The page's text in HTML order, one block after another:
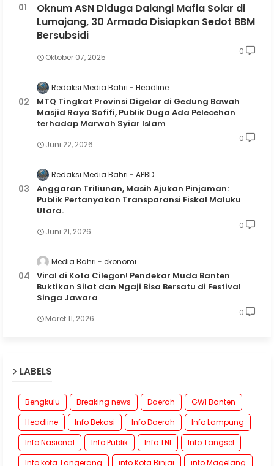
Oknum ASN Diduga Dalangi Mafia Solar di
Lumajang, 30 Armada Disiapkan Sedot BBM
Bersubsidi
Oktober 07, 2025
0
Redaksi Media Bahri Headline
MTQ Tingkat Provinsi Digelar di Gedung Bawah
Masjid Raya Sofifi, Publik Duga Ada Pelecehan
terhadap Marwah Syiar Islam
Juni 22, 2026
0
Redaksi Media Bahri APBD
Anggaran Triliunan, Masih Ajukan Pinjaman:
Publik Pertanyakan Transparansi Fiskal Maluku
Utara.
Juni 21, 2026
0
Media Bahri ekonomi
Viral di Kota Cilegon! Pendekar Muda Banten
Buktikan Silat dan Ngaji Bisa Bersatu di Festival
Singa Jawara
Maret 11, 2026
0
LABELS
Bengkulu Breaking news Daerah
GWI Banten
Headline
Info Bekasi Info Daerah
Info Lampung
Info Nasional
Info Publik Info TNI
Info Tangsel
Info kota Tangerang
info Kota Binjai
info Magelang